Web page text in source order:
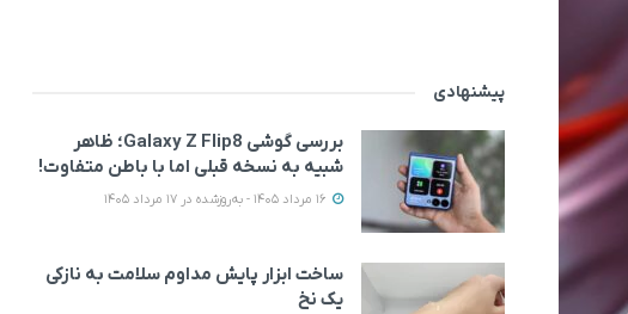
پیشنهادی
بررسی گوشی Galaxy Z Flip8؛ ظاهر
شبیه به نسخه قبلی اما با باطن متفاوت!
ساخت ابزار پایش مداوم سلامت به نازکی
یک نخ